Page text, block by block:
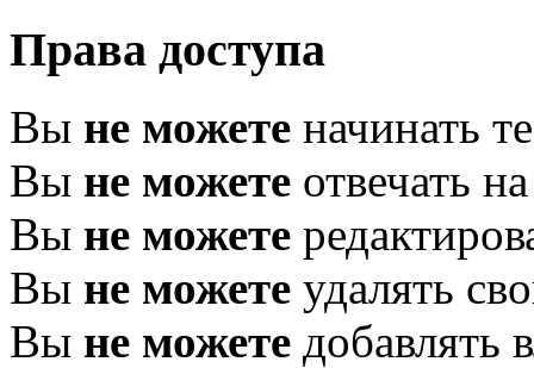
Права доступа
Вы не можете начинать
Вы не можете отвечать
Вы не можете
Вы не можете удалять
Вы не можете добавлять